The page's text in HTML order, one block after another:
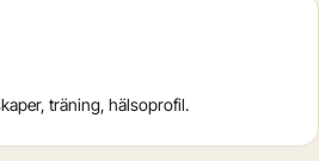
träning, hälsoprofil.